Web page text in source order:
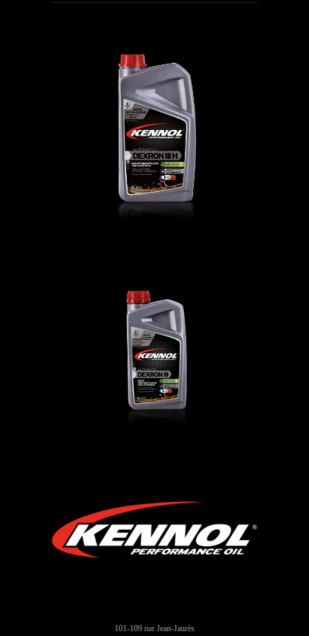
AUTOMATIC+ DEXRON III H
AUTO,Oli trasmissione
AUTOMATIC DEXRON III
AUTO ,Oli trasmissione
101-109 rue Jean-Jaurès